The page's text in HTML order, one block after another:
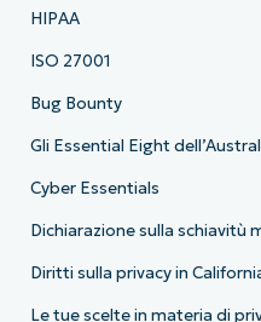
HIPAA
ISO 27001
Bug Bounty
Gli Essential Eight
Cyber Essentials
Dichiarazione sulla schiavitù
Diritti sulla privacy in
Le tue scelte in materia di